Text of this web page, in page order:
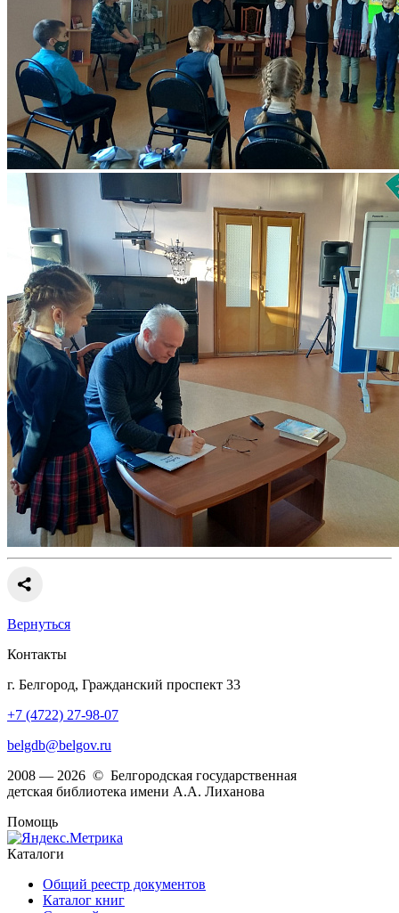
Вернуться
Контакты
г. Белгород, Гражданский проспект 33
+7 (4722) 27-98-07
belgdb@belgov.ru
2008 — 2026 © Белгородская государственная
детская библиотека имени А.А. Лиханова
Помощь
Каталоги
Общий реестр документов
Каталог книг